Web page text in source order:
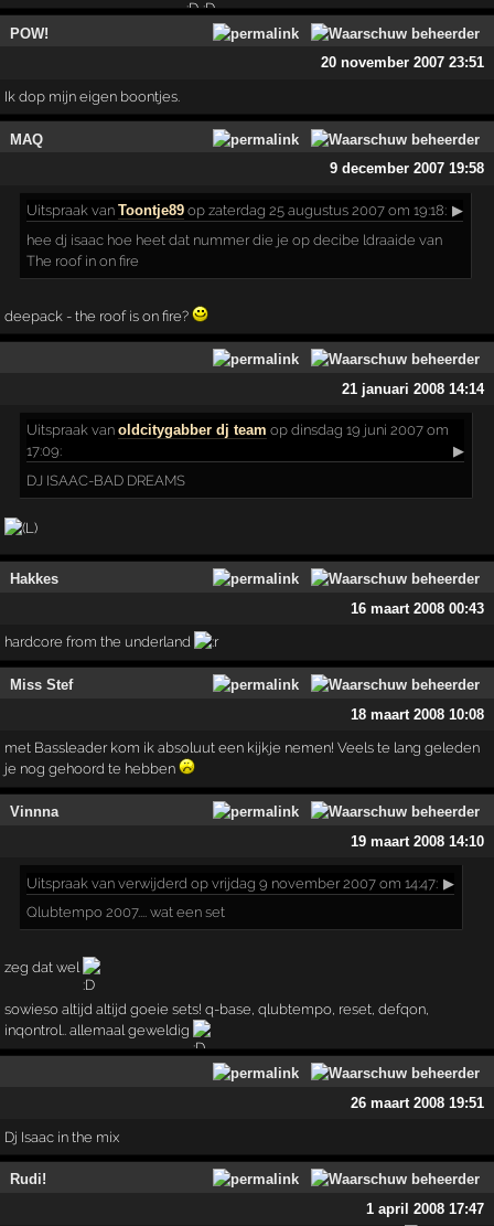
POW!
20 november 2007 23:51
Ik dop mijn eigen boontjes.
MAQ
9 december 2007 19:58
Uitspraak vanToontje89 op zaterdag 25 augustus 2007 om 19:18: ▶
hee dj isaac hoe heet dat nummer die je op decibe ldraaide van
The roof in on fire
deepack - the roof is on fire?
21 januari 2008 14:14
Uitspraak vanoldcitygabber dj team op dinsdag 19 juni 2007 om
17:09:
▶
DJ ISAAC-BAD DREAMS
Hakkes
16 maart 2008 00:43
hardcore from the underland
Miss Stef
18 maart 2008 10:08
met Bassleader kom ik absoluut een kijkje nemen! Veels te lang geleden
je nog gehoord te hebben
Vinnna
19 maart 2008 14:10
Uitspraak van verwijderd op vrijdag 9 november 2007 om 14:47: ▶
Qlubtempo 2007.... wat een set
zeg dat wel
sowieso altijd altijd goeie sets! q-base, qlubtempo, reset, defqon,
inqontrol.. allemaal geweldig
26 maart 2008 19:51
Dj Isaac in the mix
Rudi!
1 april 2008 17:47